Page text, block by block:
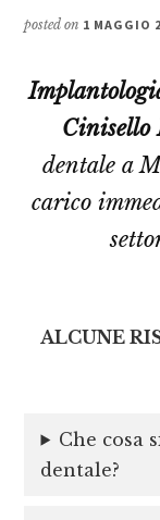
posted on 1 MAGGIO
Cinisello
dentale a
carico
ALCUNE
Che cosa
dentale?